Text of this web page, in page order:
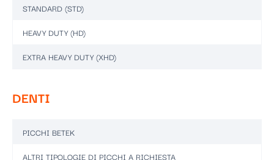
STANDARD (STD)
HEAVY DUTY (HD)
EXTRA HEAVY DUTY (XHD)
DENTI
PICCHI BETEK
ALTRI TIPOLOGIE DI PICCHI A RICHIESTA